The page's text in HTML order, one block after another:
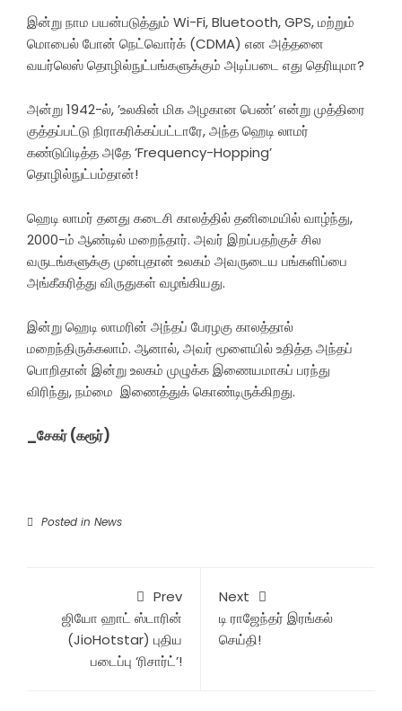
இன்று நாம பயன்படுத்தும் Wi-Fi, Bluetooth, GPS, மற்றும்
மொபைல் போன் நெட்வொர்க் (CDMA) என அத்தனை
வயர்லெஸ் தொழில்நுட்பங்களுக்கும் அடிப்படை எது தெரியுமா?
அன்று 1942-ல், ’உலகின் மிக அழகான பெண்’ என்று முத்திரை
குத்தப்பட்டு நிராகரிக்கப்பட்டாரே, அந்த ஹெடி லாமர்
கண்டுபிடித்த அதே ’Frequency-Hopping’
தொழில்நுட்பம்தான்!
ஹெடி லாமர் தனது கடைசி காலத்தில் தனிமையில் வாழ்ந்து,
2000-ம் ஆண்டில் மறைந்தார். அவர் இறப்பதற்குச் சில
வருடங்களுக்கு முன்புதான் உலகம் அவருடைய பங்களிப்பை
அங்கீகரித்து விருதுகள் வழங்கியது.
இன்று ஹெடி லாமரின் அந்தப் பேரழகு காலத்தால்
மறைந்திருக்கலாம். ஆனால், அவர் மூளையில் உதித்த அந்தப்
பொறிதான் இன்று உலகம் முழுக்க இணையமாகப் பரந்து
விரிந்து, நம்மை இணைத்துக் கொண்டிருக்கிறது.
_சேகர் (கரூர்)
Posted in News
Prev
ஜியோ ஹாட் ஸ்டாரின்
(JioHotstar) புதிய
படைப்பு ‘ரிசார்ட்’!
Next
டி ராஜேந்தர் இரங்கல்
செய்தி!